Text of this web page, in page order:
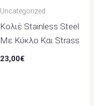
Uncategorized
Κολιέ Stainless Steel
Με Κύκλο Και Strass
23,00€